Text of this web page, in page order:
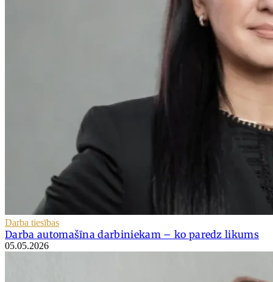
Darba tiesības
Darba automašīna darbiniekam – ko paredz likums
05.05.2026